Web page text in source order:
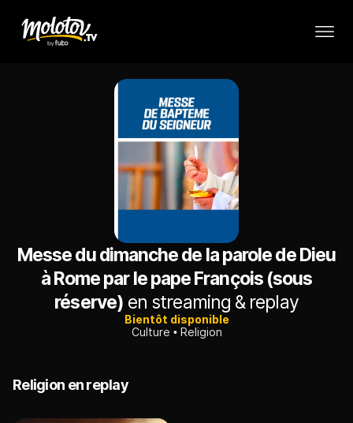
Messe du dimanche de la parole de Dieu
à Rome par le pape François (sous
réserve) en streaming & replay
Bientôt disponible
Culture
Religion
Religion en replay